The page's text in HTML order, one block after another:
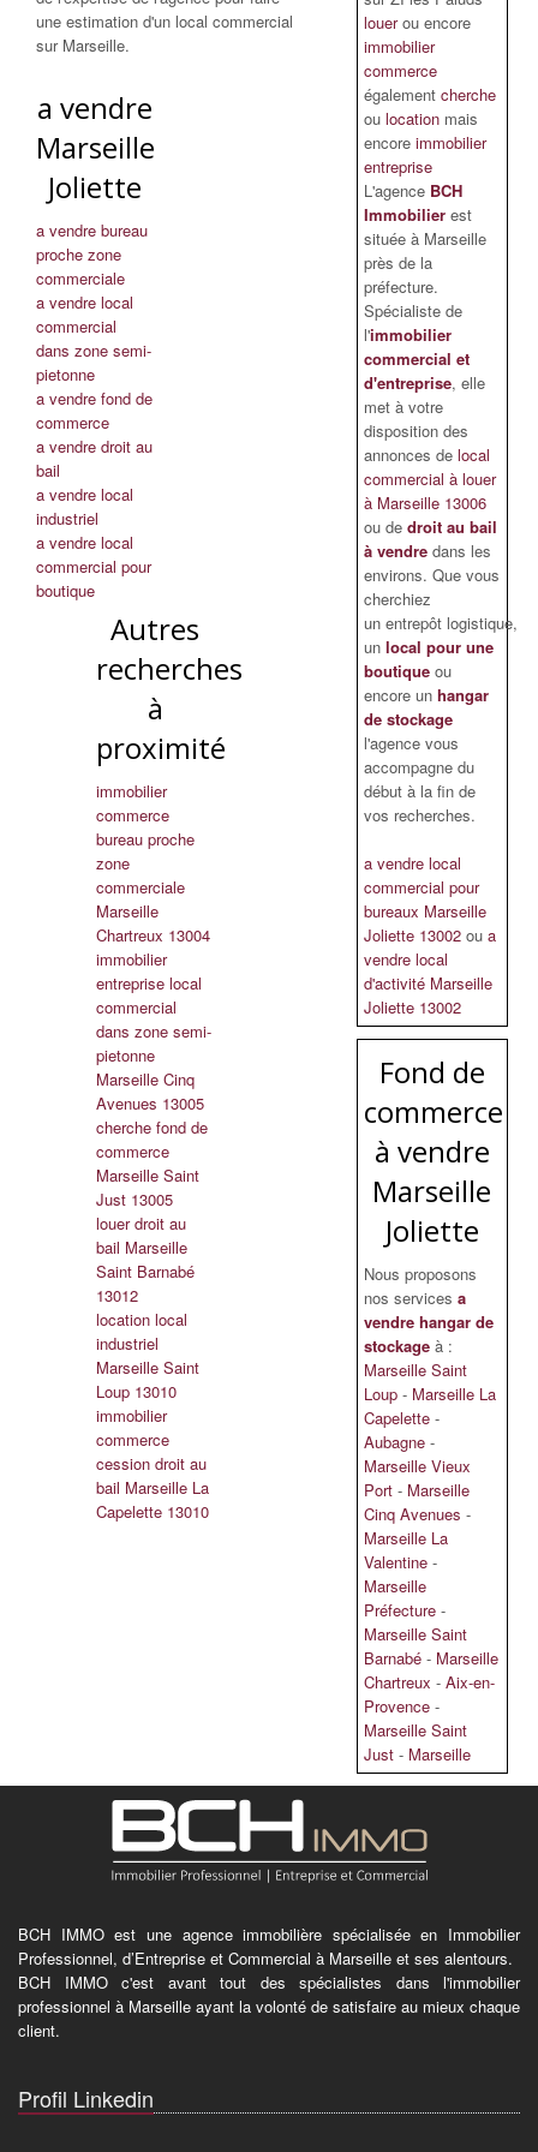
une estimation d'un local commercial
sur Marseille.
a vendre
Marseille
Joliette
a vendre bureau
proche zone
commerciale
a vendre local
commercial
dans zone semi-
pietonne
a vendre fond de
commerce
a vendre droit au
bail
a vendre local
industriel
a vendre local
commercial pour
boutique
Autres
recherches
à
proximité
immobilier
commerce
bureau proche
zone
commerciale
Marseille
Chartreux 13004
immobilier
entreprise local
commercial
dans zone semi-
pietonne
Marseille Cinq
Avenues 13005
cherche fond de
commerce
Marseille Saint
Just 13005
louer droit au
bail Marseille
Saint Barnabé
13012
location local
industriel
Marseille Saint
Loup 13010
immobilier
commerce
cession droit au
bail Marseille La
Capelette 13010
louerou encore
immobilier
commerce
également cherche
ou location mais
encore immobilier
entreprise
L'agence BCH
Immobilierest
située à Marseille
près de la
préfecture.
Spécialiste de
l'immobilier
commercial et
d'entreprise, elle
met à votre
disposition des
annonces de local
commercial à louer
à Marseille 13006
ou de droit au bail
à vendredans les
environs. Que vous
cherchiez
un entrepôt logistique,
un local pour une
boutiqueou
encore un hangar
de stockage
l'agence vous
accompagne du
début à la fin de
vos recherches.
a vendre local
commercial pour
bureaux Marseille
Joliette 13002 ou a
vendre local
d'activité Marseille
Joliette 13002
Fond de
commerce
à vendre
Marseille
Joliette
Nous proposons
nos services a
vendre hangar de
stockageà :
Marseille Saint
Loup - Marseille La
Capelette -
Aubagne -
Marseille Vieux
Port - Marseille
Cinq Avenues -
Marseille La
Valentine -
Marseille
Préfecture -
Marseille Saint
Barnabé - Marseille
Chartreux - Aix-en-
Provence -
Marseille Saint
Just - Marseille
BCH IMMO est une agence immobilière spécialisée en Immobilier
Professionnel, d’Entreprise et Commercial à Marseille et ses alentours.
BCH IMMO c'est avant tout des spécialistes dans l'immobilier
professionnel à Marseille ayant la volonté de satisfaire au mieux chaque
client.
Profil Linkedin